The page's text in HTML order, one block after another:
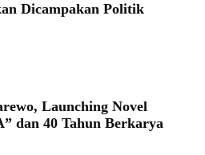
Dicampakan Politik
Launching Novel
dan 40 Tahun Berkarya